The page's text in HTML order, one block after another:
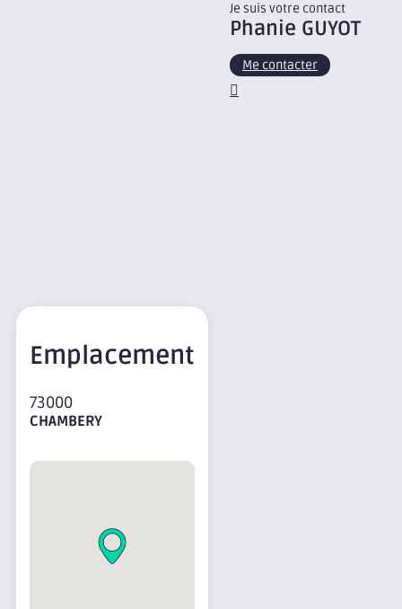
Je suis votre contact
Phanie GUYOT
Me contacter
Emplacement
73000
CHAMBERY